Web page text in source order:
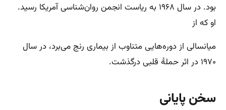
بود. در سال ۱۹۶۸ به ریاست انجمن روان‌شناسی آمریکا رسید.
او که از
میانسالی از دوره‌هایی متناوب از بیماری رنج می‌برد، در سال
۱۹۷۰ در اثر حملهٔ قلبی درگذشت.
سخن پایانی